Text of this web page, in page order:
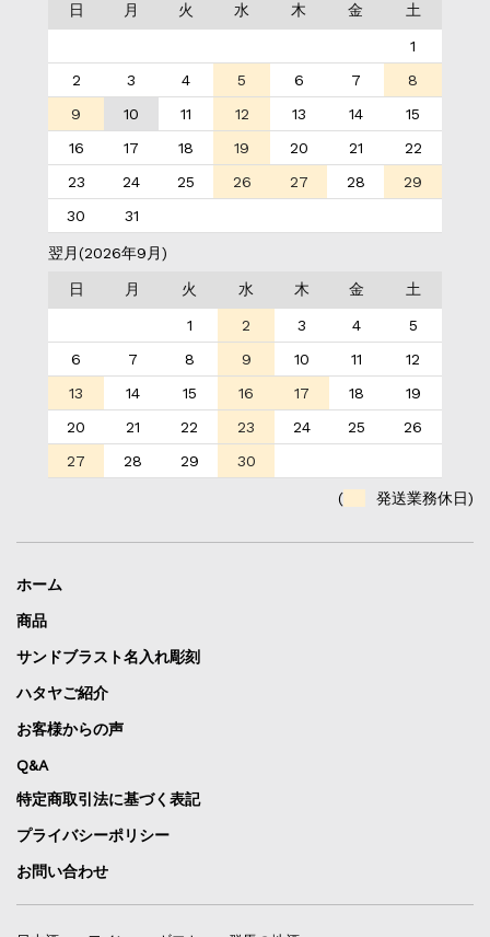
日 月 火 水 木 金 土
1
2
3 4 5 6 7
8
9
10 11 12 13 14
15
16
17 18 19 20 21
22
23
24 25 26 27 28
29
30
31
翌月(2026年9月)
日 月 火 水 木 金 土
1 2 3 4
5
6
7 8 9 10 11
12
13
14 15 16 17 18
19
20
21 22 23 24 25
26
27
28 29 30
( 発送業務休日)
ホーム
商品
サンドブラスト名入れ彫刻
ハタヤご紹介
お客様からの声
Q&A
特定商取引法に基づく表記
プライバシーポリシー
お問い合わせ